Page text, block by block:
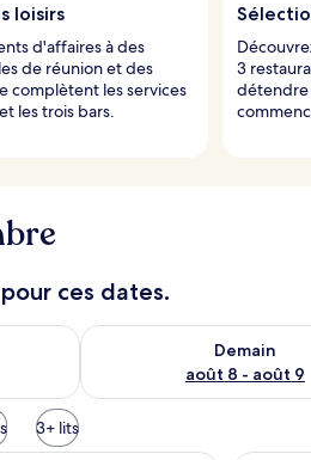
loisirs
d'affaires à des
de réunion et des
complètent les services
les trois bars.
3
détendre
ces dates.
soir août 7 - août 8
Demain
août 8 - août 9
Vérifier la disponibilité
3+ lits